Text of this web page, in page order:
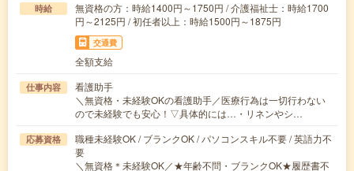
時給
無資格の方：時給1400円～1750円 / 介護福祉士：時給1700
円～2125円 / 初任者以上：時給1500円～1875円
交通費
全額支給
仕事内容
看護助手
＼無資格・未経験OKの看護助手／医療行為は一切行わない
ので未経験でも安心！▽具体的には…・リネンやシ…
応募資格
職種未経験OK / ブランクOK / パソコンスキル不要 / 英語力不
要
＼無資格＊未経験OK／★年齢不問・ブランクOK★履歴書不